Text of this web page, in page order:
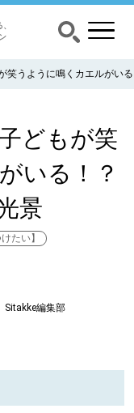
笑うように鳴くカエルがい
どもが笑
いる！？
景
たい】
Sitakke編集部